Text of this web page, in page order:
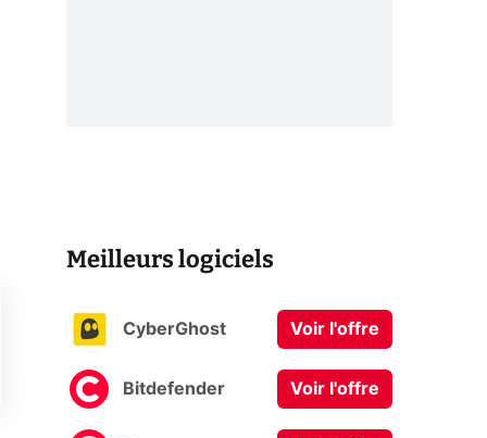
Meilleurs logiciels
CyberGhost Voir l'offre
Bitdefender Voir l'offre